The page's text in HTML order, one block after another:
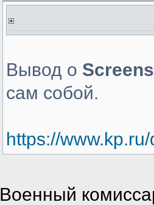
Вывод о
сам собой.
https://
Военный